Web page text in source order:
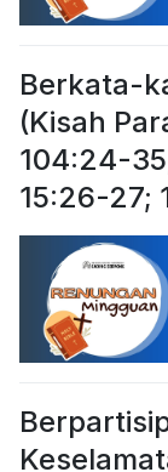
Berkata-
(Kisah
104:24-
15:26-27;